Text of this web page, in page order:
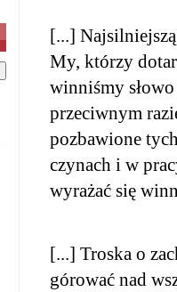
[...]
My, którzy
winniśmy
przeciwnym
pozbawione
czynach i w
wyrażać się
[...] Troska o
górować nad